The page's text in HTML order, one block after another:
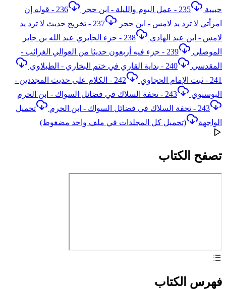
حبيبة
235 - عمل اليوم والليلة - ابن حجر
236 - قوله إن
امرأتي لا ترد يد لامس - ابن حجر
237 - تخريج حديث لا ترد يد
لامس - ابن عبد الهادي
238 - جزء الجابري عبد الله بن جابر
الموصلي
239 - جزء فيه أربعون حديثا من العوالي الغرائب -
المقدسي
240 - بداية القاري في ختم البخاري - الطبلاوي
241 - ثبت الإمام الحجاوي
242 - الكلام على حديث المجددين -
البوسنوي
243 - تحفة السلاك في فضائل السواك - ابن الخرم
243 - تحفة السلاك في فضائل السواك - ابن الخرم
تحميل
الواجهة
(تحميل كل المجلدات في ملف واحد مضغوط)
تصفح الكتاب
فهرس الكتاب